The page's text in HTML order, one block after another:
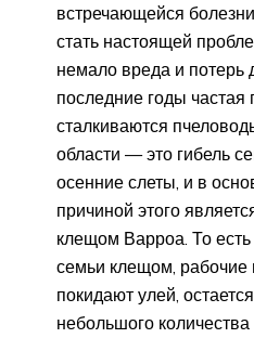
встречающейся
стать настоящей
немало вреда и потерь
последние годы частая
сталкиваются
области — это гибель
осенние слеты, и в
причиной этого
клещом Варроа. То
семьи клещом, рабочие
покидают улей,
небольшого